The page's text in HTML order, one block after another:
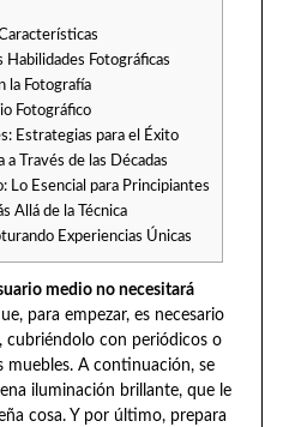
Fotográficas
la Fotografía
Fotográfico
Estrategias para el Éxito
a Través de las Décadas
Lo Esencial para Principiantes
Allá de la Técnica
Experiencias Únicas
medio no necesitará
para empezar, es necesario
cubriéndolo con periódicos o
muebles. A continuación, se
iluminación brillante, que le
cosa. Y por último, prepara